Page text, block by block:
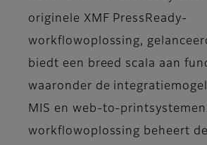
originele XMF PressReady-
workflowoplossing,
biedt een breed scala aan
waaronder de
MIS en web-to-
workflowoplossing beheert de